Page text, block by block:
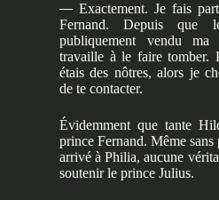
— Exactement. Je fais
Fernand. Depuis que
publiquement vendu ma
travaille à le faire tomber.
étais des nôtres, alors je
de te contacter.
Évidemment que tante
prince Fernand. Même sans
arrivé à Philia, aucune
soutenir le prince Julius.